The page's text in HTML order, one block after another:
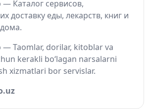
Каталог сервисов,
доставку еды, лекарств, книг и
Taomlar, dorilar, kitoblar va
kerakli bo‘lagan narsalarni
xizmatlari bor servislar.